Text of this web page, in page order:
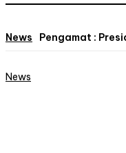
News Pengamat :
News